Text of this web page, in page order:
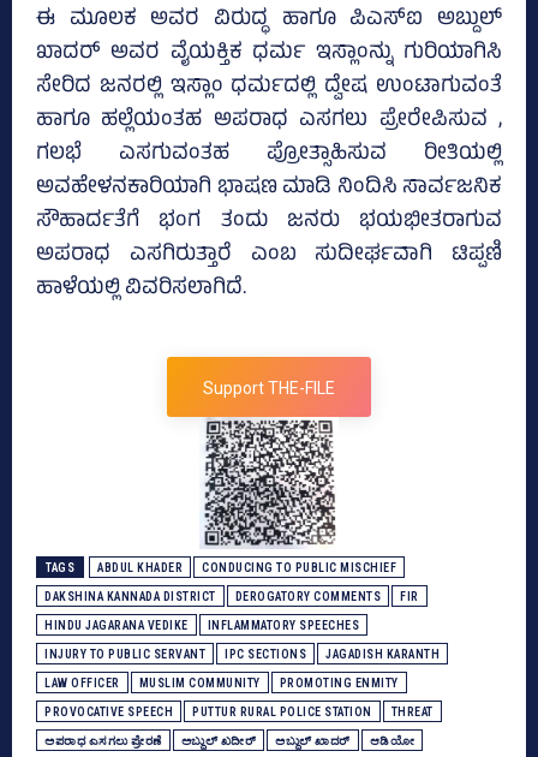
ಈ ಮೂಲಕ ಅವರ ವಿರುದ್ಧ ಹಾಗೂ ಪಿಎಸ್‌ಐ ಅಬ್ದುಲ್‌
ಖಾದರ್‌ ಅವರ ವೈಯಕ್ತಿಕ ಧರ್ಮ ಇಸ್ಲಾಂನ್ನು ಗುರಿಯಾಗಿಸಿ
ಸೇರಿದ ಜನರಲ್ಲಿ ಇಸ್ಲಾಂ ಧರ್ಮದಲ್ಲಿ ದ್ವೇಷ ಉಂಟಾಗುವಂತೆ
ಹಾಗೂ ಹಲ್ಲೆಯಂತಹ ಅಪರಾಧ ಎಸಗಲು ಪ್ರೇರೇಪಿಸುವ ,
ಗಲಭೆ ಎಸಗುವಂತಹ ಪ್ರೋತ್ಸಾಹಿಸುವ ರೀತಿಯಲ್ಲಿ
ಅವಹೇಳನಕಾರಿಯಾಗಿ ಭಾಷಣ ಮಾಡಿ ನಿಂದಿಸಿ ಸಾರ್ವಜನಿಕ
ಸೌಹಾರ್ದತೆಗೆ ಭಂಗ ತಂದು ಜನರು ಭಯಭೀತರಾಗುವ
ಅಪರಾಧ ಎಸಗಿರುತ್ತಾರೆ ಎಂಬ ಸುದೀರ್ಘವಾಗಿ ಟಿಪ್ಪಣಿ
ಹಾಳೆಯಲ್ಲಿ ವಿವರಿಸಲಾಗಿದೆ.
Support THE-FILE
TAGS ABDUL KHADER CONDUCING TO PUBLIC MISCHIEF
DAKSHINA KANNADA DISTRICT DEROGATORY COMMENTS FIR
HINDU JAGARANA VEDIKE INFLAMMATORY SPEECHES
INJURY TO PUBLIC SERVANT IPC SECTIONS JAGADISH KARANTH
LAW OFFICER MUSLIM COMMUNITY PROMOTING ENMITY
PROVOCATIVE SPEECH PUTTUR RURAL POLICE STATION THREAT
ಅಪರಾಧ ಎಸಗಲು ಪ್ರೇರಣೆ ಅಬ್ದುಲ್‌ ಖದೀರ್‌ ಅಬ್ದುಲ್ ಖಾದರ್‌ ಆಡಿಯೋ